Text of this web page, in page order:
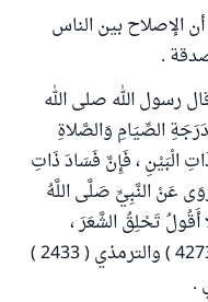
الإصلاح بين الناس
.
رسول الله صلى الله
الصِّيَامِ وَالصَّلاةِ
الْبَيْنِ ، فَإِنَّ فَسَادَ ذَاتِ
عَنْ النَّبِيِّ صَلَّى اللَّهُ
تَحْلِقُ الشَّعَرَ ،
وَلَكِنْ تَحْلِقُ الدِّينَ ) . رواه أبو داود ( 4273 ) والترمذي ( 2433 )
.